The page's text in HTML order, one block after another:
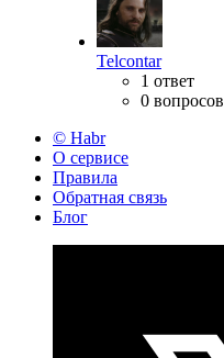
Telcontar
1 ответ
0 вопросов
© Habr
О сервисе
Правила
Обратная связь
Блог